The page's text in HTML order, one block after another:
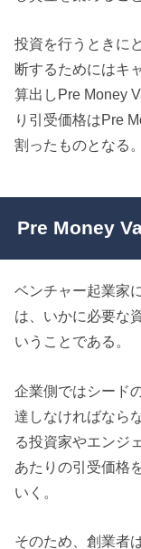
投資を行うときに
断するためにはキ
算出しPre Money
り引受価格はPre
割ったものとなる。
Pre Money
ベンチャー起業家
は、いかに必要な
いうことである。
企業側ではシード
達しなければなら
る投資家やエンジ
あたりの引受価格
いく。
そのため、創業者